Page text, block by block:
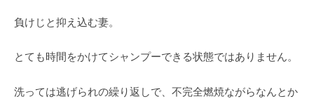
負けじと抑え込む妻。
とても時間をかけてシャンプーできる状態ではありません。
洗っては逃げられの繰り返しで、不完全燃焼ながらなんとか